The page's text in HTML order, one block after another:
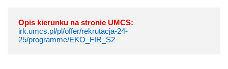
Opis kierunku na stronie UMCS:
irk.umcs.pl/pl/offer/rekrutacja-24-
25/programme/EKO_FIR_S2